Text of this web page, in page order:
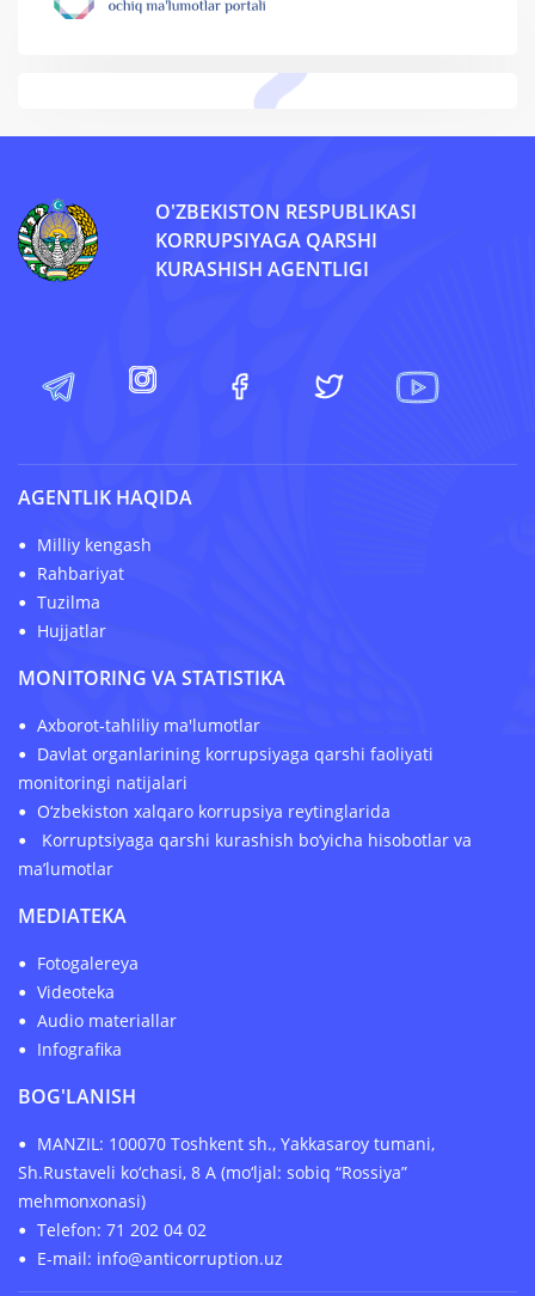
O'ZBEKISTON RESPUBLIKASI
KORRUPSIYAGA QARSHI
KURASHISH AGENTLIGI
AGENTLIK HAQIDA
Milliy kengash
Rahbariyat
Tuzilma
Hujjatlar
MONITORING VA STATISTIKA
Axborot-tahliliy ma'lumotlar
Davlat organlarining korrupsiyaga qarshi faoliyati
monitoringi natijalari
O‘zbekiston xalqaro korrupsiya reytinglarida
Korruptsiyaga qarshi kurashish bo‘yicha hisobotlar va
ma’lumotlar
MEDIATEKA
Fotogalereya
Videoteka
Audio materiallar
Infografika
BOG'LANISH
MANZIL: 100070 Toshkent sh., Yakkasaroy tumani,
Sh.Rustaveli ko‘chasi, 8 A (mo‘ljal: sobiq “Rossiya”
mehmonxonasi)
Telefon: 71 202 04 02
E-mail: info@anticorruption.uz